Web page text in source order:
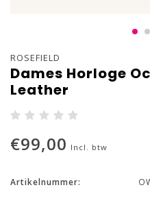
ROSEFIELD
Dames Horloge
Leather
€99,00 Incl. btw
Artikelnummer: